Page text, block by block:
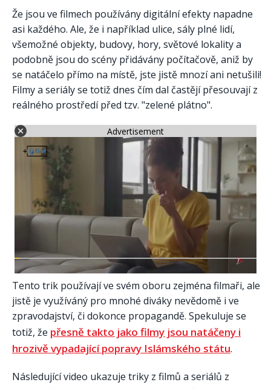
Že jsou ve filmech používány digitální efekty napadne
asi každého. Ale, že i například ulice, sály plné lidí,
všemožné objekty, budovy, hory, světové lokality a
podobně jsou do scény přidávány počítačově, aniž by
se natáčelo přímo na místě, jste jistě mnozí ani netušili!
Filmy a seriály se totiž dnes čím dal častějí přesouvají z
reálného prostředí před tzv. "zelené plátno".
Advertisement
Tento trik používají ve svém oboru zejména filmaři, ale
jistě je využíváný pro mnohé diváky nevědomě i ve
zpravodajství, či dokonce propagandě. Spekuluje se
totiž, že přesně takto jako filmy jsou natáčeny i
hrozivě vypadající popravy Islámského státu.
Následující video ukazuje triky z filmů a seriálů z